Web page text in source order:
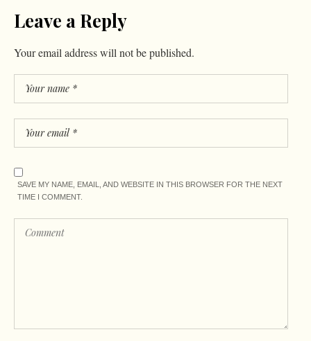
Leave a Reply
Your email address will not be published.
SAVE MY NAME, EMAIL, AND WEBSITE IN THIS BROWSER FOR THE NEXT
TIME I COMMENT.